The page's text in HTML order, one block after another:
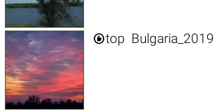
top Bulgaria_2019